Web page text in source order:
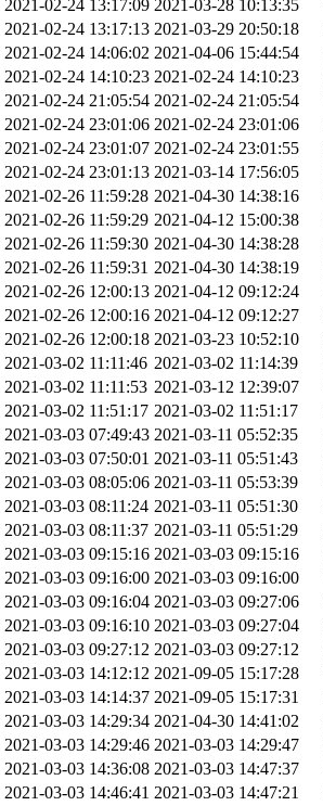
2021-02-24 13:17:09 2021-03-28 10:13:35
2021-02-24 13:17:13 2021-03-29 20:50:18
2021-02-24 14:06:02 2021-04-06 15:44:54
2021-02-24 14:10:23 2021-02-24 14:10:23
2021-02-24 21:05:54 2021-02-24 21:05:54
2021-02-24 23:01:06 2021-02-24 23:01:06
2021-02-24 23:01:07 2021-02-24 23:01:55
2021-02-24 23:01:13 2021-03-14 17:56:05
2021-02-26 11:59:28 2021-04-30 14:38:16
2021-02-26 11:59:29 2021-04-12 15:00:38
2021-02-26 11:59:30 2021-04-30 14:38:28
2021-02-26 11:59:31 2021-04-30 14:38:19
2021-02-26 12:00:13 2021-04-12 09:12:24
2021-02-26 12:00:16 2021-04-12 09:12:27
2021-02-26 12:00:18 2021-03-23 10:52:10
2021-03-02 11:11:46 2021-03-02 11:14:39
2021-03-02 11:11:53 2021-03-12 12:39:07
2021-03-02 11:51:17 2021-03-02 11:51:17
2021-03-03 07:49:43 2021-03-11 05:52:35
2021-03-03 07:50:01 2021-03-11 05:51:43
2021-03-03 08:05:06 2021-03-11 05:53:39
2021-03-03 08:11:24 2021-03-11 05:51:30
2021-03-03 08:11:37 2021-03-11 05:51:29
2021-03-03 09:15:16 2021-03-03 09:15:16
2021-03-03 09:16:00 2021-03-03 09:16:00
2021-03-03 09:16:04 2021-03-03 09:27:06
2021-03-03 09:16:10 2021-03-03 09:27:04
2021-03-03 09:27:12 2021-03-03 09:27:12
2021-03-03 14:12:12 2021-09-05 15:17:28
2021-03-03 14:14:37 2021-09-05 15:17:31
2021-03-03 14:29:34 2021-04-30 14:41:02
2021-03-03 14:29:46 2021-03-03 14:29:47
2021-03-03 14:36:08 2021-03-03 14:47:37
2021-03-03 14:46:41 2021-03-03 14:47:21